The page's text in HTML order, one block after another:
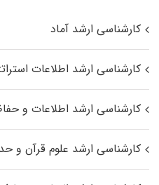
کارشناسی ارشد آماد
کارشناسی ارشد اطلاعات
کارشناسی ارشد اطلاعات و
کارشناسی ارشد علوم قرآن و